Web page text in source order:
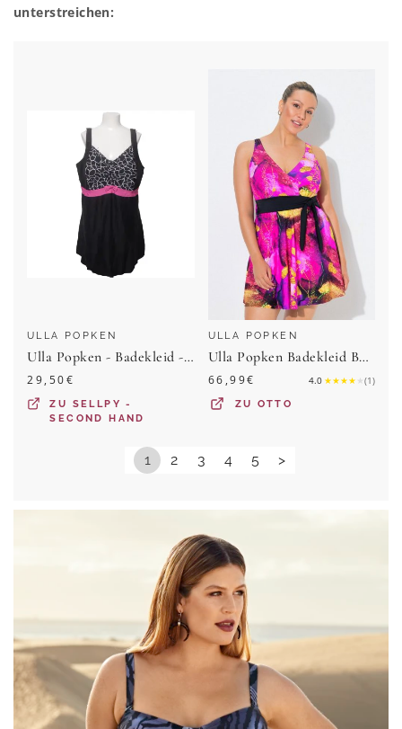
unterstreichen:
ULLA POPKEN
Ulla Popken - Badekleid - Damen - Größe: 60 - Schwarz
29,50€
ZU SELLPY -
SECOND HAND
ULLA POPKEN
Ulla Popken Badekleid Badekleid Schleife Softcups Träger verstellbar
66,99€ 4.0 ★★★★ ★ (1)
ZU OTTO
1 2 3 4 5 >